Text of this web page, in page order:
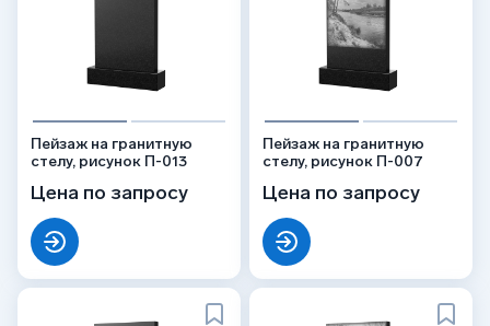
Пейзаж на гранитную
стелу, рисунок П-013
Цена по запросу
Пейзаж на гранитную
стелу, рисунок П-007
Цена по запросу